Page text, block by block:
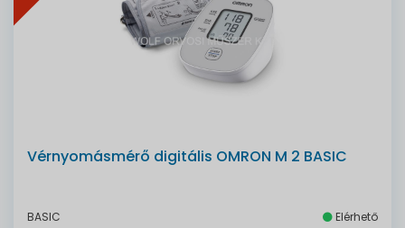
Vérnyomásmérő digitális OMRON M 2 BASIC
BASIC Elérhető